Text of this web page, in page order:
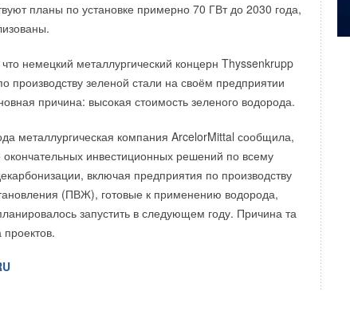
планы по установке примерно 70 ГВт до 2030 года,
немецкий металлургический концерн Thyssenkrupp
производству зеленой стали на своём предприятии
причина: высокая стоимость зеленого водорода.
металлургическая компания ArcelorMittal сообщила,
окончательных инвестиционных решений по всему
включая предприятия по производству
(ПВЖ), готовые к применению водорода,
запустить в следующем году. Причина та